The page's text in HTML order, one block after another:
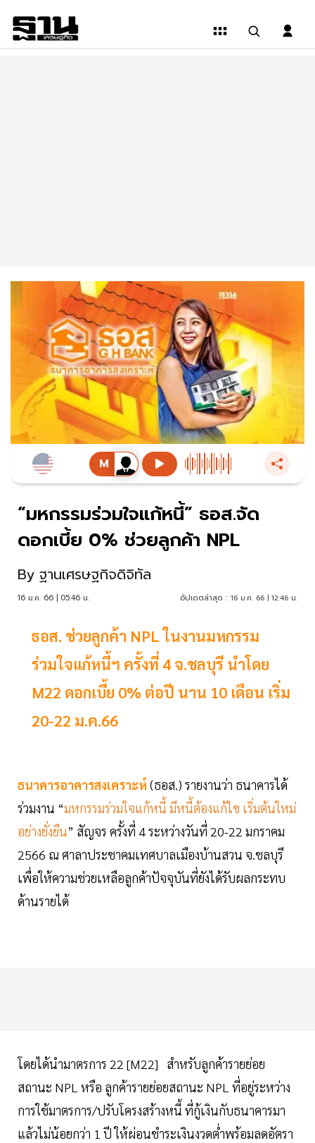
“มหกรรมร่วมใจแก้หนี้” ธอส.จัด
ดอกเบี้ย 0% ช่วยลูกค้า NPL
By ฐานเศรษฐกิจดิจิทัล
16 ม.ค. 66 | 05:46 น. อัปเดตล่าสุด : 16 ม.ค. 66 | 12:46 น.
ธอส. ช่วยลูกค้า NPL ในงานมหกรรม
ร่วมใจแก้หนี้ฯ ครั้งที่ 4 จ.ชลบุรี นำโดย
M22 ดอกเบี้ย 0% ต่อปี นาน 10 เดือน เริ่ม
20-22 ม.ค.66
ธนาคารอาคารสงเคราะห์ (ธอส.) รายงานว่า ธนาคารได้
ร่วมงาน “มหกรรมร่วมใจแก้หนี้ มีหนี้ต้องแก้ไข เริ่มต้นใหม่
อย่างยั่งยืน” สัญจร ครั้งที่ 4 ระหว่างวันที่ 20-22 มกราคม
2566 ณ ศาลาประชาคมเทศบาลเมืองบ้านสวน จ.ชลบุรี
เพื่อให้ความช่วยเหลือลูกค้าปัจจุบันที่ยังได้รับผลกระทบ
ด้านรายได้
โดยได้นำมาตรการ 22 [M22] สำหรับลูกค้ารายย่อย
สถานะ NPL หรือ ลูกค้ารายย่อยสถานะ NPL ที่อยู่ระหว่าง
การใช้มาตรการ/ปรับโครงสร้างหนี้ ที่กู้เงินกับธนาคารมา
แล้วไม่น้อยกว่า 1 ปี ให้ผ่อนชำระเงินงวดต่ำพร้อมลดอัตรา